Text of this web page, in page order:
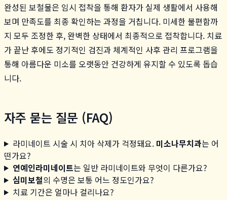
완성된 보철물은 임시 접착을 통해 환자가 실제 생활에서 사용해
보며 만족도를 최종 확인하는 과정을 거칩니다. 미세한 불편함까
지 모두 조정한 후, 완벽한 상태에서 최종적으로 접착합니다. 치료
가 끝난 후에도 정기적인 검진과 체계적인 사후 관리 프로그램을
통해 아름다운 미소를 오랫동안 건강하게 유지할 수 있도록 돕습
니다.
자주 묻는 질문 (FAQ)
라미네이트 시술 시 치아 삭제가 걱정돼요. 미소나무치과는 어
떤가요?
연예인라미네이트는 일반 라미네이트와 무엇이 다른가요?
심미보철의 수명은 보통 어느 정도인가요?
치료 기간은 얼마나 걸리나요?